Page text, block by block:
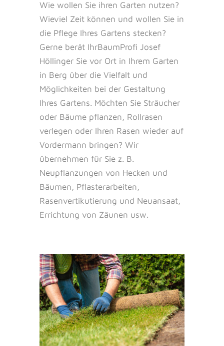
Wie wollen Sie ihren Garten nutzen?
Wieviel Zeit können und wollen Sie in
die Pflege Ihres Gartens stecken?
Gerne berät IhrBaumProfi Josef
Höllinger Sie vor Ort in Ihrem Garten
in Berg über die Vielfalt und
Möglichkeiten bei der Gestaltung
Ihres Gartens. Möchten Sie Sträucher
oder Bäume pflanzen, Rollrasen
verlegen oder Ihren Rasen wieder auf
Vordermann bringen? Wir
übernehmen für Sie z. B.
Neupflanzungen von Hecken und
Bäumen, Pflasterarbeiten,
Rasenvertikutierung und Neuansaat,
Errichtung von Zäunen usw.